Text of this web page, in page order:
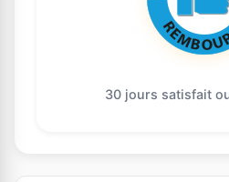
30 jours satisfait